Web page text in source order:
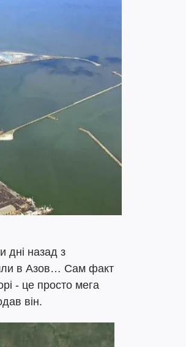
дні назад з
в Азов… Сам факт
- це просто мега
він.